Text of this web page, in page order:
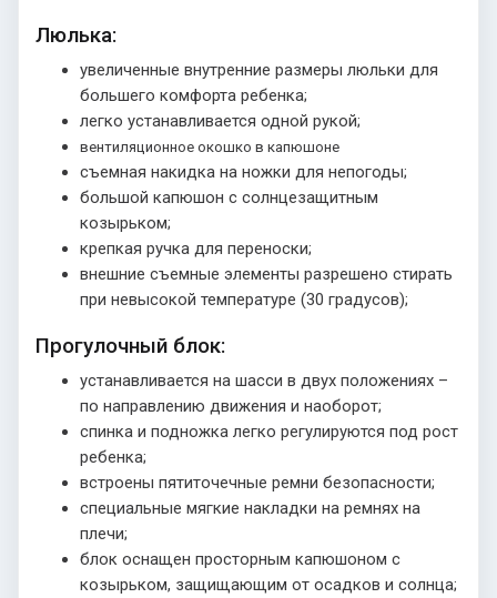
Люлька:
увеличенные внутренние размеры люльки для
большего комфорта ребенка;
легко устанавливается одной рукой;
вентиляционное окошко в капюшоне
съемная накидка на ножки для непогоды;
большой капюшон с солнцезащитным
козырьком;
крепкая ручка для переноски;
внешние съемные элементы разрешено стирать
при невысокой температуре (30 градусов);
Прогулочный блок:
устанавливается на шасси в двух положениях –
по направлению движения и наоборот;
спинка и подножка легко регулируются под рост
ребенка;
встроены пятиточечные ремни безопасности;
специальные мягкие накладки на ремнях на
плечи;
блок оснащен просторным капюшоном с
козырьком, защищающим от осадков и солнца;